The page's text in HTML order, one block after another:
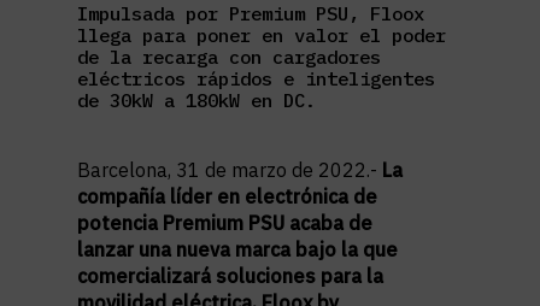
Impulsada por Premium PSU, Floox
llega para poner en valor el poder
de la recarga con cargadores
eléctricos rápidos e inteligentes
de 30kW a 180kW en DC.
Barcelona, 31 de marzo de 2022.- La
compañía líder en electrónica de
potencia Premium PSU acaba de
lanzar una nueva marca bajo la que
comercializará soluciones para la